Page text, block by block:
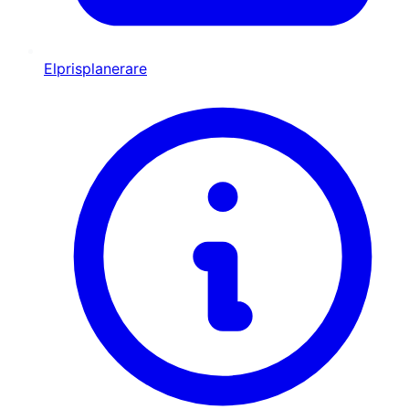
Elprisplanerare